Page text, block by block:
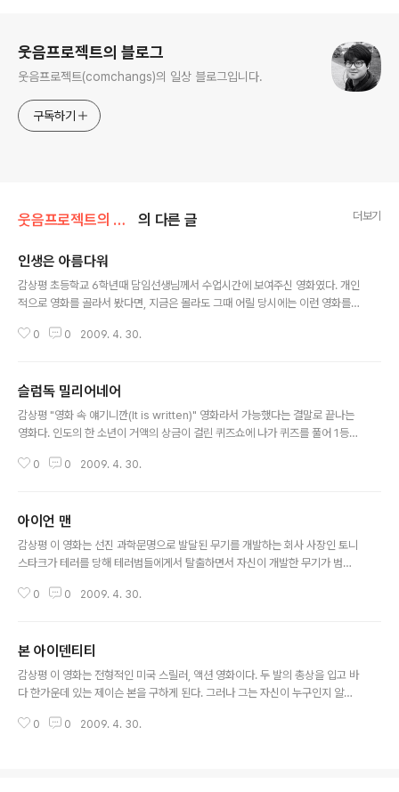
웃음프로젝트의 블로그
웃음프로젝트(comchangs)의 일상 블로그입니다.
구독하기
웃음프로젝트의 하루/영화를 보면서 의 다른 글 더보기
인생은 아름다워
감상평 초등학교 6학년때 담임선생님께서 수업시간에 보여주신 영화였다. 개인
적으로 영화를 골라서 봤다면, 지금은 몰라도 그때 어릴 당시에는 이런 영화를
담임선생님께서 수업시간에 보여주셔서 보게됐는데, 나에게는 상당한 감동이
수용소를 끌려가는 것을 자진해서 따라가 고초를 격의면서도 서로의 사랑을 주
며 가족애와 부모의 자식 사랑에 대해 다시금 생각해 볼 수 있겠끔 했던영화다.
자신은 죽음을 눈앞에 두고 끌려가면서도 아들에게 거짓으로 게임이라고 하면
0 0 2009. 4. 30.
슬럼독 밀리어네어
감상평 "영화 속 얘기니깐(It is written)" 영화라서 가능했다는 결말로 끝나는
영화다. 인도의 한 소년이 거액의 상금이 걸린 퀴즈쇼에 나가 퀴즈를 풀어 1등
전개로 이루어진 영화다. 소년의 어릴적 고통과 아픔들 속에서도 긍정적이고 밝
봤다. 인도를 배경으로 한 영화라사 문화적으로 잘 알지 못하는 것이 있었지만,
어느정도 이해하면서 볼수 있었다. 영화를 보는 내내 힘이 없어 계속되는 멸시
와 의심들 속에서도 해내는 모습이 이상적이었다. 개봉연도2009 장르멜로/애
0 0 2009. 4. 30.
아이언 맨
감상평 이 영화는 선진 과학문명으로 발달된 무기를 개발하는 회사 사장인 토니
스타크가 테러를 당해 테러범들에게서 탈출하면서 자신이 개발한 무기가 범죄
러범들에게 무기를 팔아온 동업자가 자신의 이익을 위해 토니 스타크를 죽이려
토니스타크의 생명줄이기도한 원자로 에너지원을 빼았지만, 비서의 도움으로
가까스로 살아나 자신의 하이테크 수트로 사람들을 위협하는 자신의 무기들과
동업자에 맞서 싸우는 내용의 전형적인 미국 SF영화이다. 이 영화는 특별한 감
0 0 2009. 4. 30.
본 아이덴티티
감상평 이 영화는 전형적인 미국 스릴러, 액션 영화이다. 두 발의 총상을 입고 바
다 한가운데 있는 제이슨 본을 구하게 된다. 그러나 그는 자신이 누구인지 알지
엉덩이 속에서 나온 계좌번호 뿐이다. 제이슨 본은 자신의 정체를 알기 위하여
0 0 2009. 4. 30.